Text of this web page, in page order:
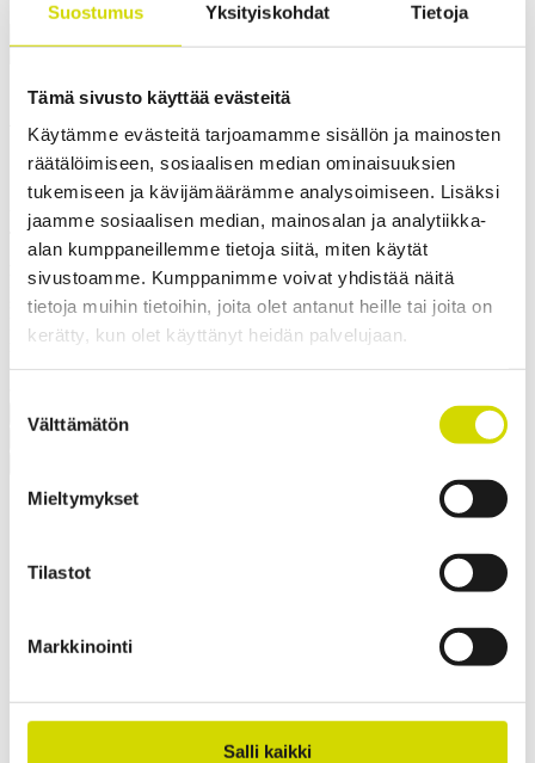
Suostumus Yksityiskohdat Tietoja
Tämä sivusto käyttää evästeitä
Käytämme evästeitä tarjoamamme sisällön ja mainosten
räätälöimiseen, sosiaalisen median ominaisuuksien
tukemiseen ja kävijämäärämme analysoimiseen. Lisäksi
jaamme sosiaalisen median, mainosalan ja analytiikka-
alan kumppaneillemme tietoja siitä, miten käytät
sivustoamme. Kumppanimme voivat yhdistää näitä
tietoja muihin tietoihin, joita olet antanut heille tai joita on
kerätty, kun olet käyttänyt heidän palvelujaan.
valinta
Välttämätön
Mieltymykset
Tilastot
Markkinointi
Salli kaikki
170x250x2mm, galvanoitu teräs
Asennuslevy 170x250x2mm,
galvanoitu teräs
Yhteensopivuus:Cubo E
Tuotekoodi:
EMP32 Sähkönumero:
3449804
Asennuslevyt mahdollistavat komponenttien (riviliittimien, DIN-
kiskojen, sähköisten komponenttien jne.) asentamisen kotelon
sisään. Casemetin asennuslevyt auttavat säilyttämään kotelon IP-
luokituksen, koska kotelon ulkokuoreen ei tule rakenteellisia
muutoksia.
✓ Varastotuote✓ Soveltuu ulkokäyttöön
Pyydä tarjous
Standardit
Paino
0,5 kg
Syvyys
2 mm